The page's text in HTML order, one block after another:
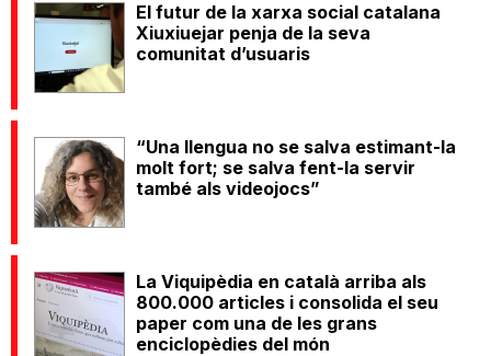
El futur de la xarxa social catalana
Xiuxiuejar penja de la seva
comunitat d’usuaris
“Una llengua no se salva estimant-la
molt fort; se salva fent-la servir
també als videojocs”
La Viquipèdia en català arriba als
800.000 articles i consolida el seu
paper com una de les grans
enciclopèdies del món